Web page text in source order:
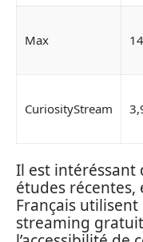
Max
CuriosityStream
Il est intéréssant
études
Français
streaming